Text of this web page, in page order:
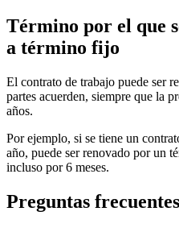
Término por el que
a término fijo
El contrato de trabajo puede ser
partes acuerden, siempre que la
años.
Por ejemplo, si se tiene un
año, puede ser renovado por un
incluso por 6 meses.
Preguntas